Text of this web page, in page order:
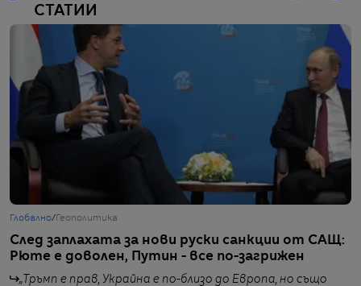
СТАТИИ
Глобално/ Геополитика
След заплахата за нови руски санкции от САЩ:
Рюте е доволен, Путин - все по-загрижен
„Тръмп е прав, Украйна е по-близо до Европа, но също